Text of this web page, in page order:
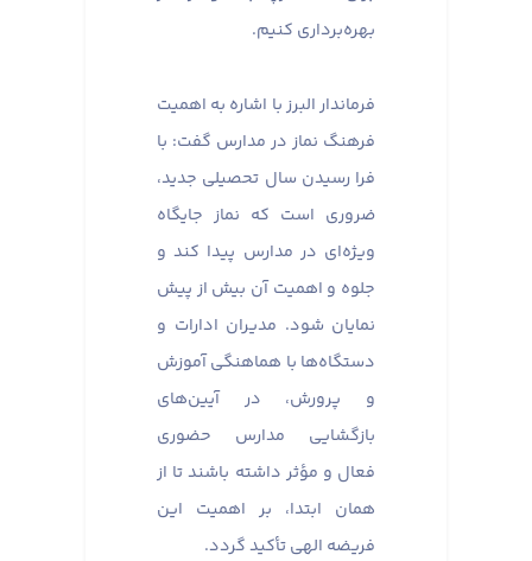
بهره‌برداری کنیم.
فرماندار البرز با اشاره به اهمیت
فرهنگ نماز در مدارس گفت: با
فرا رسیدن سال تحصیلی جدید،
ضروری است که نماز جایگاه
ویژه‌ای در مدارس پیدا کند و
جلوه و اهمیت آن بیش از پیش
نمایان شود. مدیران ادارات و
دستگاه‌ها با هماهنگی آموزش
و پرورش، در آیین‌های
بازگشایی مدارس حضوری
فعال و مؤثر داشته باشند تا از
همان ابتدا، بر اهمیت این
فریضه الهی تأکید گردد.